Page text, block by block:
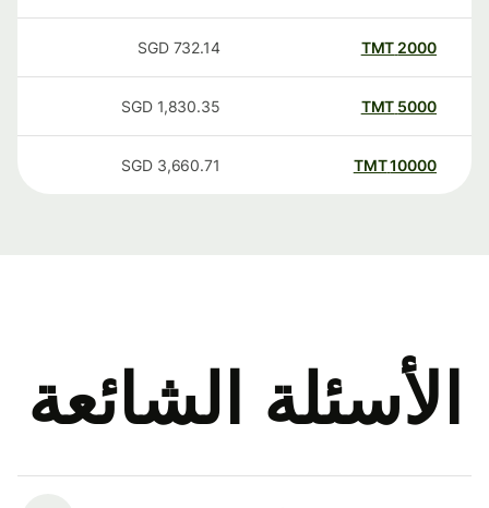
2000
TMT
732.14
SGD
5000
TMT
1,830.35
SGD
10000
TMT
3,660.71
SGD
الأسئلة الشائعة